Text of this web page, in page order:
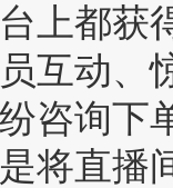
上都获
互动、
咨询下
将直播